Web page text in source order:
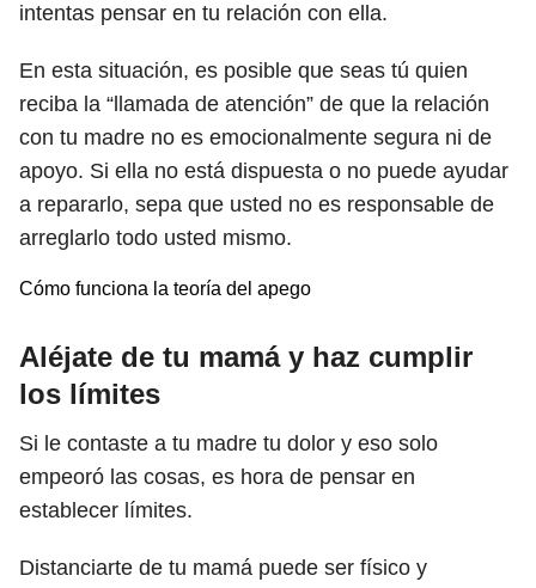
intentas pensar en tu relación con ella.
En esta situación, es posible que seas tú quien
reciba la “llamada de atención” de que la relación
con tu madre no es emocionalmente segura ni de
apoyo. Si ella no está dispuesta o no puede ayudar
a repararlo, sepa que usted no es responsable de
arreglarlo todo usted mismo.
Cómo funciona la teoría del apego
Aléjate de tu mamá y haz cumplir
los límites
Si le contaste a tu madre tu dolor y eso solo
empeoró las cosas, es hora de pensar en
establecer límites.
Distanciarte de tu mamá puede ser físico y